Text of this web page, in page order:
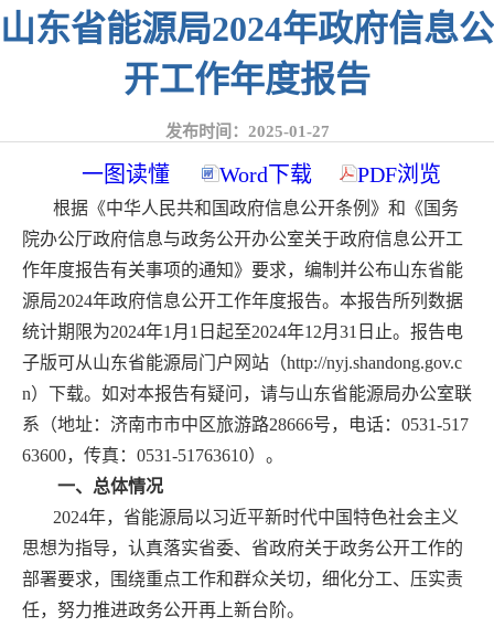
山东省能源局2024年政府信息公
开工作年度报告
发布时间：2025-01-27
一图读懂 Word下载 PDF浏览
根据《中华人民共和国政府信息公开条例》和《国务
院办公厅政府信息与政务公开办公室关于政府信息公开工
作年度报告有关事项的通知》要求，编制并公布山东省能
源局2024年政府信息公开工作年度报告。本报告所列数据
统计期限为2024年1月1日起至2024年12月31日止。报告电
子版可从山东省能源局门户网站（http://nyj.shandong.gov.c
n）下载。如对本报告有疑问，请与山东省能源局办公室联
系（地址：济南市市中区旅游路28666号，电话：0531-517
63600，传真：0531-51763610）。
一、总体情况
2024年，省能源局以习近平新时代中国特色社会主义
思想为指导，认真落实省委、省政府关于政务公开工作的
部署要求，围绕重点工作和群众关切，细化分工、压实责
任，努力推进政务公开再上新台阶。